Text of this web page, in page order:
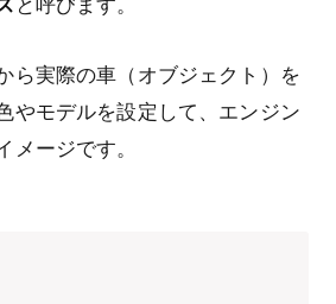
と呼びます。
ら実際の車（オブジェクト）を
やモデルを設定して、エンジン
メージです。